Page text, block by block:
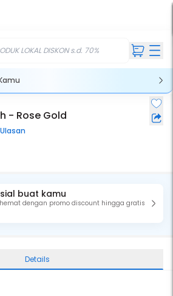
LOKAL DISKON s.d. 70%
- Rose Gold
buat kamu
dengan promo discount hingga gratis
Details